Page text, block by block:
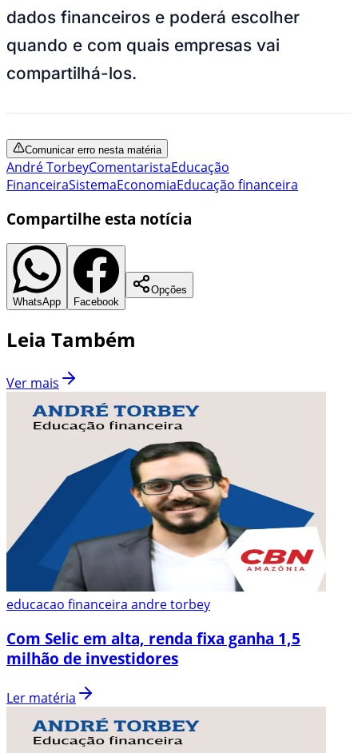
dados financeiros e poderá escolher
quando e com quais empresas vai
compartilhá-los.
Comunicar erro nesta matéria
André TorbeyComentaristaEducação
FinanceiraSistemaEconomiaEducação financeira
Compartilhe esta notícia
WhatsApp Facebook
Opções
Leia Também
Ver mais
educacao financeira andre torbey
Com Selic em alta, renda fixa ganha 1,5
milhão de investidores
Ler matéria